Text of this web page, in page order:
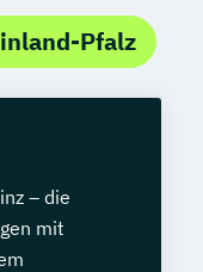
Pfalz
– die
mit